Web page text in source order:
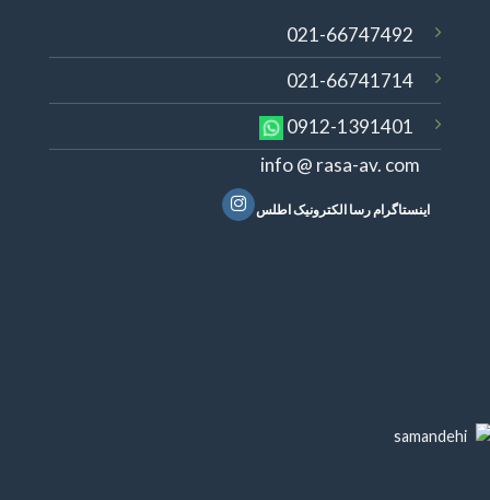
021-66747492
021-66741714
0912-1391401
info @ rasa-av. com
اینستاگرام رسا الکترونیک اطلس